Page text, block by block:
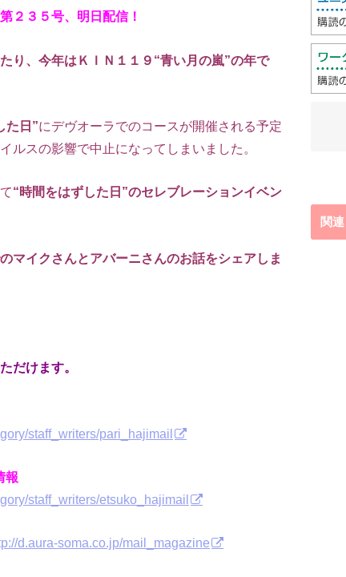
２３５号、明日配信！
り、今年はＫＩＮ１１９“青い月の嵐”の年で
た日”にデヴオーラでのコースが開催される予定
ルスの影響で中止になってしまいました。
“時間をはずした日”のセレブレーションイベン
マイクさんとアバーニさんのお話をシェアしま
だけます。
staff_writers/pari_hajimail
報
staff_writers/etsuko_hajimail
d.aura-soma.co.jp/mail_magazine
関